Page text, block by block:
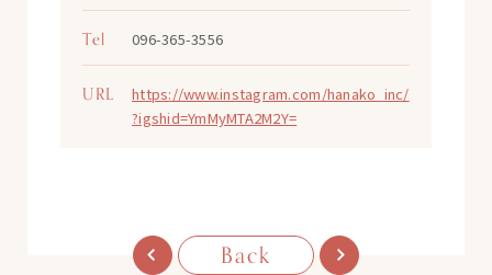
Tel 096-365-3556
URL
https://www.instagram.com/hanako_inc/
?igshid=YmMyMTA2M2Y=
Back